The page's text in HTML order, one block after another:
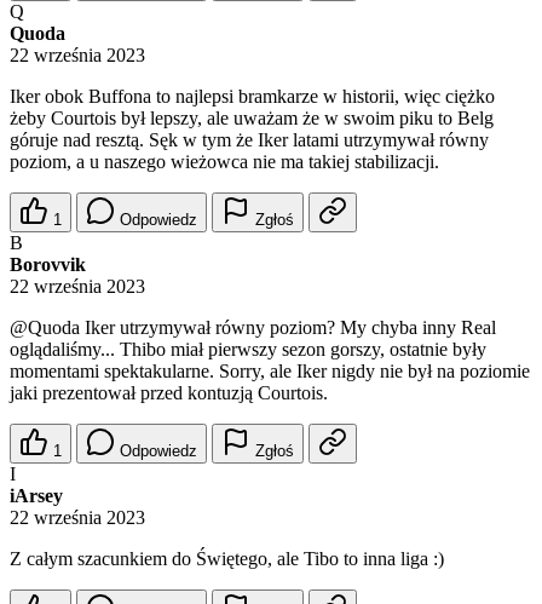
Q
Quoda
22 września 2023
Iker obok Buffona to najlepsi bramkarze w historii, więc ciężko
żeby Courtois był lepszy, ale uważam że w swoim piku to Belg
góruje nad resztą. Sęk w tym że Iker latami utrzymywał równy
poziom, a u naszego wieżowca nie ma takiej stabilizacji.
1 Odpowiedz Zgłoś
B
Borovvik
22 września 2023
@Quoda Iker utrzymywał równy poziom? My chyba inny Real
oglądaliśmy... Thibo miał pierwszy sezon gorszy, ostatnie były
momentami spektakularne. Sorry, ale Iker nigdy nie był na poziomie
jaki prezentował przed kontuzją Courtois.
1 Odpowiedz Zgłoś
I
iArsey
22 września 2023
Z całym szacunkiem do Świętego, ale Tibo to inna liga :)